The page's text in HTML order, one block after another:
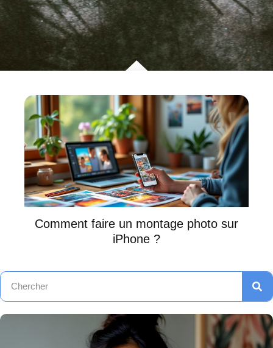
Comment faire un montage photo sur
iPhone ?